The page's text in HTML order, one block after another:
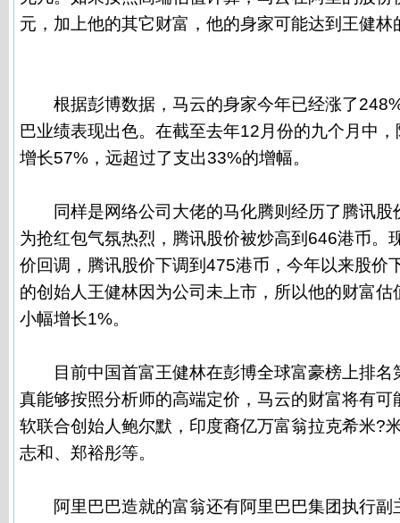
元，加上他的其它财富，他的身家可能达到王健林
根据彭博数据，马云的身家今年已经涨了
巴业绩表现出色。在截至去年12月份的九个月中
增长57%，远超过了支出33%的增幅。
同样是网络公司大佬的马化腾则经历了腾讯股
为抢红包气氛热烈，腾讯股价被炒高到646港币。
价回调，腾讯股价下调到475港币，今年以来股价
的创始人王健林因为公司未上市，所以他的财富
小幅增长1%。
目前中国首富王健林在彭博全球富豪榜上排名
真能够按照分析师的高端定价，马云的财富将有
软联合创始人鲍尔默，印度裔亿万富翁拉克希米?
志和、郑裕彤等。
阿里巴巴造就的富翁还有阿里巴巴集团执行副